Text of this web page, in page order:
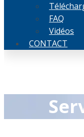
FAQ
Vidéos
CONTACT